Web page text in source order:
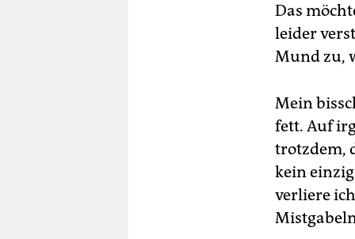
Das
leider
Mund zu,
Mein
fett. Auf
trotzdem,
kein
verliere